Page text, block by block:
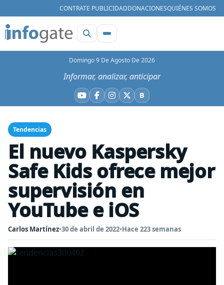
CONTRATE PUBLICIDADDONACIONESQUIÉNES SOMOS
Domingo 9 De Agosto De 2026
Informar, analizar, anticipar
YouTube
Facebook
Instagram
X BBluesky
Tendencias
El nuevo Kaspersky
Safe Kids ofrece mejor
supervisión en
YouTube e iOS
Carlos Martínez•30 de abril de 2022•Hace 223 semanas